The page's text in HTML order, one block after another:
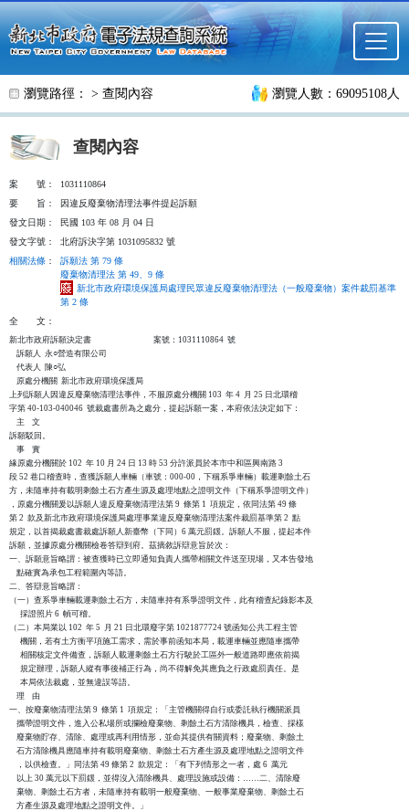
跳至主要內容
瀏覽路徑： > 查閱內容 瀏覽人數：69095108人
查閱內容
案 號：
1031110864
要
旨：
因違反廢棄物清理法事件提起訴願
發文日期：
民國 103 年 08 月 04 日
發文字號：
北府訴決字第 1031095832 號
相關法條 ：
訴願法 第 79 條
廢棄物清理法 第 49、9 條
新北市政府環境保護局處理民眾違反廢棄物清理法（一般廢棄物）案件裁罰基準
第 2 條
全
文：
新北市政府訴願決定書                                  案號：1031110864  號
    訴願人  永○營造有限公司
    代表人  陳○弘
    原處分機關  新北市政府環境保護局
上列訴願人因違反廢棄物清理法事件，不服原處分機關 103  年 4  月 25 日北環稽
字第 40-103-040046  號裁處書所為之處分，提起訴願一案，本府依法決定如下：
    主    文
訴願駁回。
    事    實
緣原處分機關於 102  年 10 月 24 日 13 時 53 分許派員於本市中和區興南路 3
段 52 巷口稽查時，查獲訴願人車輛（車號：000-00，下稱系爭車輛）載運剩餘土石
方，未隨車持有載明剩餘土石方產生源及處理地點之證明文件（下稱系爭證明文件）
，原處分機關爰以訴願人違反廢棄物清理法第 9  條第 1  項規定，依同法第 49 條
第 2  款及新北市政府環境保護局處理事業違反廢棄物清理法案件裁罰基準第 2  點
規定，以首揭裁處書裁處訴願人新臺幣（下同）6 萬元罰鍰。訴願人不服，提起本件
訴願，並據原處分機關檢卷答辯到府。茲摘敘訴辯意旨於次：
一、訴願意旨略謂：被查獲時已立即通知負責人攜帶相關文件送至現場，又本告發地
    點確實為承包工程範圍內等語。
二、答辯意旨略謂：
（一）查系爭車輛載運剩餘土石方，未隨車持有系爭證明文件，此有稽查紀錄影本及
      採證照片 6  幀可稽。
（二）本局業以 102  年 5  月 21 日北環廢字第 1021877724 號函知公共工程主管
      機關，若有土方衡平項施工需求，需於事前函知本局，載運車輛並應隨車攜帶
      相關核定文件備查，訴願人載運剩餘土石方行駛於工區外一般道路即應依前揭
      規定辦理，訴願人縱有事後補正行為，尚不得解免其應負之行政處罰責任。是
      本局依法裁處，並無違誤等語。
    理    由
一、按廢棄物清理法第 9  條第 1  項規定：「主管機關得自行或委託執行機關派員
    攜帶證明文件，進入公私場所或攔檢廢棄物、剩餘土石方清除機具，檢查、採樣
    廢棄物貯存、清除、處理或再利用情形，並命其提供有關資料；廢棄物、剩餘土
    石方清除機具應隨車持有載明廢棄物、剩餘土石方產生源及處理地點之證明文件
    ，以供檢查。」同法第 49 條第 2  款規定：「有下列情形之一者，處 6  萬元
    以上 30 萬元以下罰鍰，並得沒入清除機具、處理設施或設備：……二、清除廢
    棄物、剩餘土石方者，未隨車持有載明一般廢棄物、一般事業廢棄物、剩餘土石
    方產生源及處理地點之證明文件。」